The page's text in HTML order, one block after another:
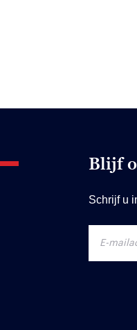
Blijf
Schrijf u